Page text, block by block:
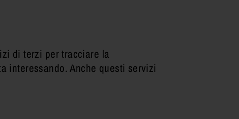
di terzi per tracciare la
interessando. Anche questi servizi